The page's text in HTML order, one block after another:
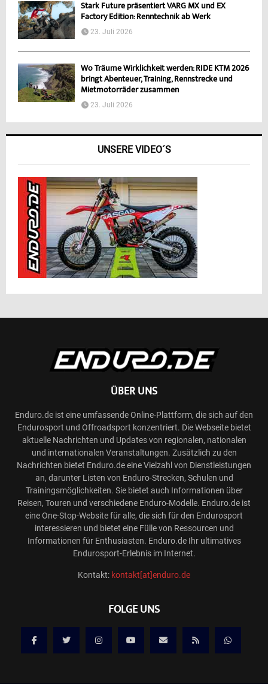
Stark Future präsentiert VARG MX und EX
Factory Edition: Renntechnik ab Werk
23. Juli 2026
Wo Träume Wirklichkeit werden: RIDE KTM 2026
bringt Abenteuer, Training, Rennstrecke und
Mietmotorräder zusammen
23. Juli 2026
UNSERE VIDEO´S
ÜBER UNS
Enduro.de ist eine umfassende Online-Plattform, die sich auf den
Endurosport und Offroadsport konzentriert. Die Webseite bietet
aktuelle Nachrichten und Updates von regionalen, nationalen
und internationalen Veranstaltungen. Zusätzlich zu den
Nachrichten bietet Enduro.de eine Vielzahl von Dienstleistungen
an, darunter Listen von Enduro-Strecken, Schulen und
Trainingsmöglichkeiten. Sie bietet auch Informationen über
Reisen, Touren und verschiedene Enduro-Modelle. Enduro.de ist
eine One-Stop-Website für alle, die sich für den Endurosport
interessieren und bietet eine Fülle von Ressourcen und
Informationen für Enthusiasten. Enduro.de Ihr ultimatives
Endurosport-Erlebnis im Internet.
Kontakt: kontakt[at]enduro.de
FOLGE UNS